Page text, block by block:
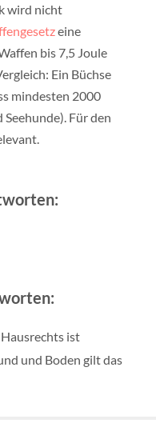
wird nicht
eine
bis 7,5 Joule
Ein Büchse
mindesten 2000
Für den
Hausrechts ist
und Boden gilt das